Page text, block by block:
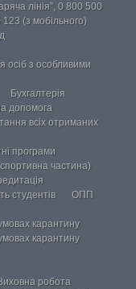
лінія”, 0 800 500
(з мобільного)
осіб з особливими
Бухгалтерія
допомога
всіх отриманих
програми
частина)
студентів
ОПП
карантину
карантину
робота